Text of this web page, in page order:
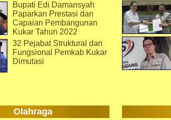
Bupati Edi Damansyah
Paparkan Prestasi dan
Capaian Pembangunan
Kukar Tahun 2022
32 Pejabat Struktural dan
Fungsional Pemkab Kukar
Dimutasi
Olahraga